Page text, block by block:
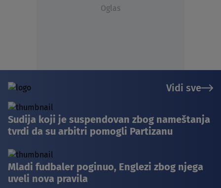
Oglas
Vidi sve
Sudija koji je suspendovan zbog nameštanja
tvrdi da su arbitri pomogli Partizanu
Mladi fudbaler poginuo, Englezi zbog njega
uveli nova pravila